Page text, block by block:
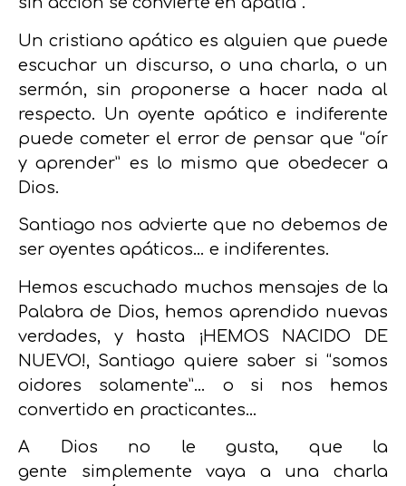
Un cristiano apático es alguien que puede
escuchar un discurso, o una charla, o un
sermón, sin proponerse a hacer nada al
respecto. Un oyente apático e indiferente
puede cometer el error de pensar que “oír
y aprender” es lo mismo que obedecer a
Dios.
Santiago nos advierte que no debemos de
ser oyentes apáticos… e indiferentes.
Hemos escuchado muchos mensajes de la
Palabra de Dios, hemos aprendido nuevas
verdades, y hasta ¡HEMOS NACIDO DE
NUEVO!, Santiago quiere saber si “somos
oidores solamente”… o si nos hemos
convertido en practicantes…
A Dios no le gusta, que la
gente simplemente vaya a una charla